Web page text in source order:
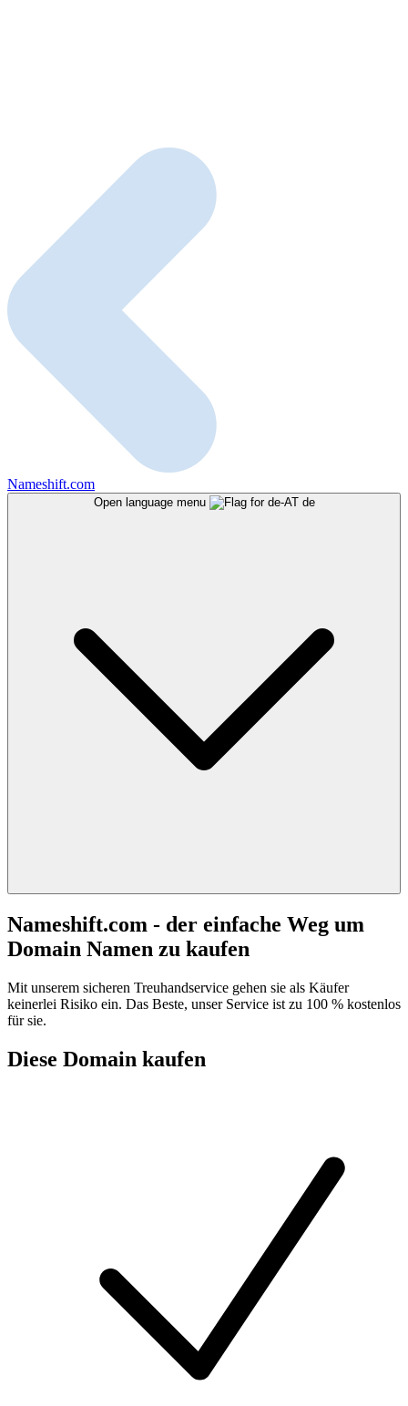
Nameshift.com
Open language menu de
Nameshift.com - der einfache Weg um
Domain Namen zu kaufen
Mit unserem sicheren Treuhandservice gehen sie als Käufer
keinerlei Risiko ein. Das Beste, unser Service ist zu 100 % kostenlos
für sie.
Diese Domain kaufen